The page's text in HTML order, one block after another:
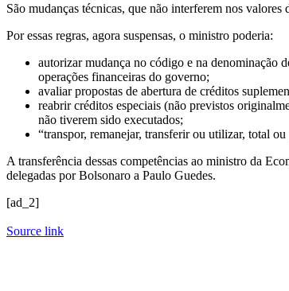
São mudanças técnicas, que não interferem nos
Por essas regras, agora suspensas, o ministro poderia:
autorizar mudança no código e na denominação
operações financeiras do governo;
avaliar propostas de abertura de créditos
reabrir créditos especiais (não previstos
não tiverem sido executados;
“transpor, remanejar, transferir ou utilizar, total
A transferência dessas competências ao ministro da
delegadas por Bolsonaro a Paulo Guedes.
[ad_2]
Source link